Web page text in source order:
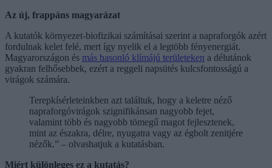
Az új, frappáns magyarázat
A kutatók környezet-biofizikai számításai szerint a napraforgók azért
fordulnak kelet felé, mert így nyelik el a legtöbb fényenergiát.
Magyarországon és más hasonló klímájú területeken a délutánok
gyakran felhősebbek, ezért a reggeli napsütés kulcsfontosságú a
virágok számára.
Terepkísérleteinkben azt találtuk, hogy a keletre néző
napraforgóvirágok szignifikánsan nagyobb fejet,
valamint több és nagyobb tömegű magot fejlesztenek,
mint az északra, délre, nyugatra vagy az égbolt zenitjére
nézők.” – olvashatjuk a kutatásban.
Miért különleges ez a kutatás?